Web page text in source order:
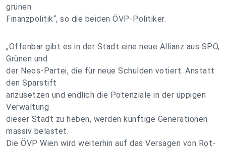
grünen
Finanzpolitik“, so die beiden ÖVP-Politiker.
„Offenbar gibt es in der Stadt eine neue Allianz aus SPÖ,
Grünen und
der Neos-Partei, die für neue Schulden votiert. Anstatt
den Sparstift
anzusetzen und endlich die Potenziale in der üppigen
Verwaltung
dieser Stadt zu heben, werden künftige Generationen
massiv belastet.
Die ÖVP Wien wird weiterhin auf das Versagen von Rot-